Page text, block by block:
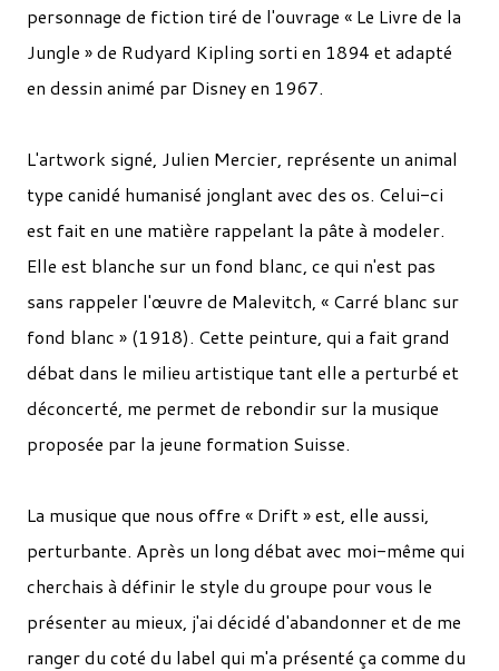
personnage de fiction tiré de l'ouvrage « Le Livre de la
Jungle » de Rudyard Kipling sorti en 1894 et adapté
en dessin animé par Disney en 1967.
L'artwork signé, Julien Mercier, représente un animal
type canidé humanisé jonglant avec des os. Celui-ci
est fait en une matière rappelant la pâte à modeler.
Elle est blanche sur un fond blanc, ce qui n'est pas
sans rappeler l'œuvre de Malevitch, « Carré blanc sur
fond blanc » (1918). Cette peinture, qui a fait grand
débat dans le milieu artistique tant elle a perturbé et
déconcerté, me permet de rebondir sur la musique
proposée par la jeune formation Suisse.
La musique que nous offre « Drift » est, elle aussi,
perturbante. Après un long débat avec moi-même qui
cherchais à définir le style du groupe pour vous le
présenter au mieux, j'ai décidé d'abandonner et de me
ranger du coté du label qui m'a présenté ça comme du